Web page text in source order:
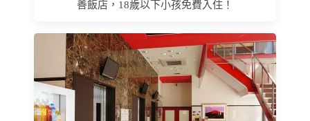
善飯店，18歲以下小孩免費入住！